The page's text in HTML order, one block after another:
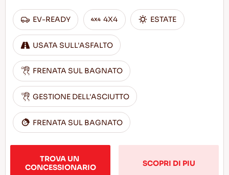
EV-READY 4X4 ESTATE
USATA SULL'ASFALTO
FRENATA SUL BAGNATO
GESTIONE DELL'ASCIUTTO
FRENATA SUL BAGNATO
TROVA UN
CONCESSIONARIO
SCOPRI DI PIU